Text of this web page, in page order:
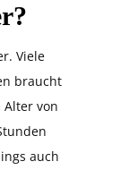
Viele
braucht
Alter von
auch